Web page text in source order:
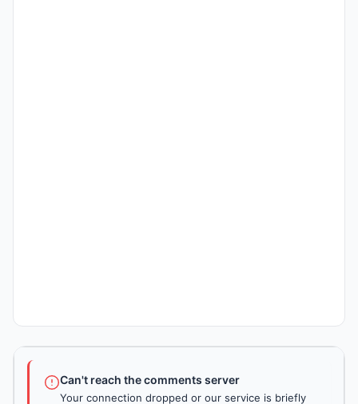
Can't reach the comments server
Your connection dropped or our service is briefly